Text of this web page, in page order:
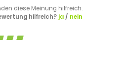
diese Meinung hilfreich.
hilfreich? ja/ nein